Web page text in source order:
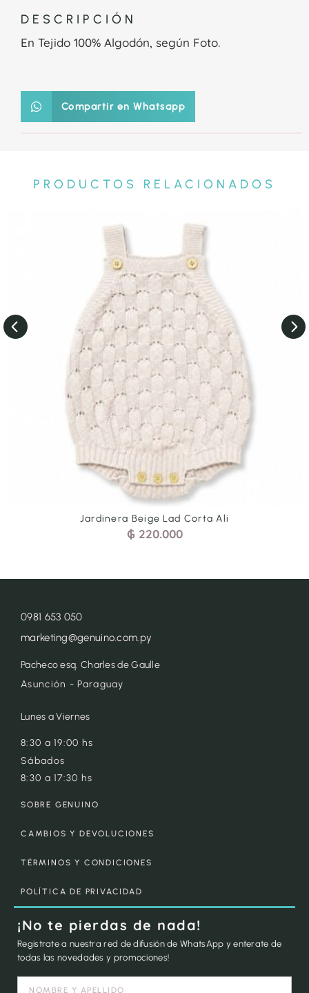
DESCRIPCIÓN
En Tejido 100% Algodón, según Foto.
Compartir en Whatsapp
PRODUCTOS RELACIONADOS
Jardinera Cel
0981 653 050
marketing@genuino.com.py
Pacheco esq. Charles de Gaulle
Asunción - Paraguay
Lunes a Viernes
8:30 a 19:00 hs
Sábados
8:30 a 17:30 hs
SOBRE GENUINO
CAMBIOS Y DEVOLUCIONES
TÉRMINOS Y CONDICIONES
POLÍTICA DE PRIVACIDAD
¡No te pierdas de nada!
Registrate a nuestra red de difusión de WhatsApp y enterate de
todas las novedades y promociones!